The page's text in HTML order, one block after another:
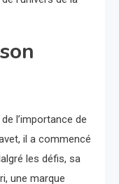
l’importance de
il a commencé
les défis, sa
une marque